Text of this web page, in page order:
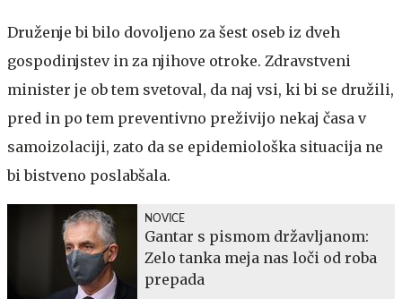
Druženje bi bilo dovoljeno za šest oseb iz dveh
gospodinjstev in za njihove otroke. Zdravstveni
minister je ob tem svetoval, da naj vsi, ki bi se družili,
pred in po tem preventivno preživijo nekaj časa v
samoizolaciji, zato da se epidemiološka situacija ne
bi bistveno poslabšala.
NOVICE
Gantar s pismom državljanom:
Zelo tanka meja nas loči od roba
prepada